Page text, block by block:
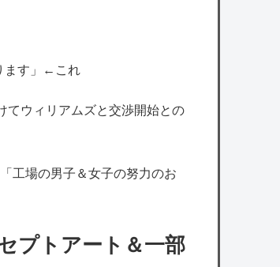
メラにバッチリ映った55歳露
する気だこれ
グランって聞いたんだけど
々と輩出した謎の界隈
ます」←これ
てウィリアムズと交渉開始との
工場の男子＆女子の努力のお
プトアート＆一部